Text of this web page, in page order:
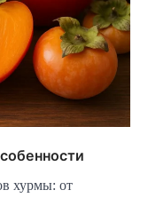
хурмы: от